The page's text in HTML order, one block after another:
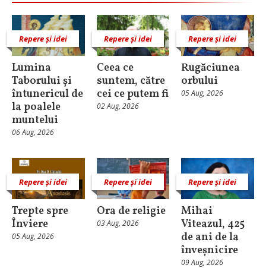
Repere și idei
Lumina
Taborului și
întunericul de
la poalele
muntelui
06 Aug, 2026
Repere și idei
Ceea ce
suntem, către
cei ce putem fi
02 Aug, 2026
Repere și idei
Rugăciunea
orbului
05 Aug, 2026
Repere și idei
Trepte spre
Înviere
05 Aug, 2026
Repere și idei
Ora de religie
03 Aug, 2026
Repere și idei
Mihai
Viteazul, 425
de ani de la
înveșnicire
09 Aug, 2026